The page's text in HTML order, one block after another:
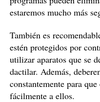
estaremos mucho más
También es
estén protegidos por
utilizar aparatos que se
dactilar. Además,
constantemente para
fácilmente a ellos.